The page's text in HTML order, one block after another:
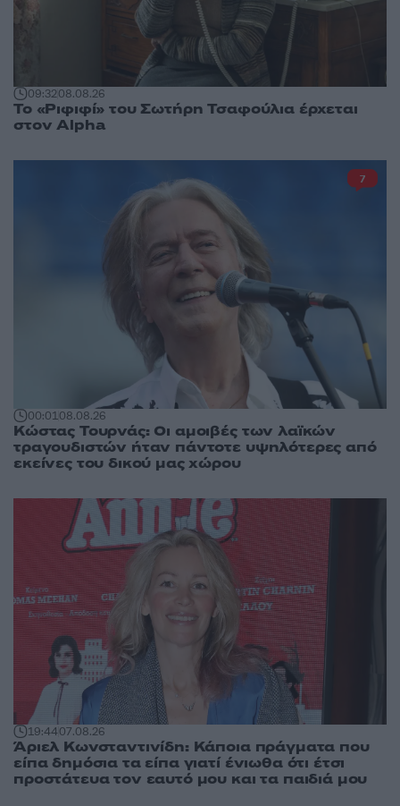
09:3208.08.26
Το «Ριφιφί» του Σωτήρη Τσαφούλια έρχεται
στον Alpha
00:0108.08.26
Κώστας Τουρνάς: Οι αμοιβές των λαϊκών
τραγουδιστών ήταν πάντοτε υψηλότερες από
εκείνες του δικού μας χώρου
7
19:4407.08.26
Άριελ Κωνσταντινίδη: Κάποια πράγματα που
είπα δημόσια τα είπα γιατί ένιωθα ότι έτσι
προστάτευα τον εαυτό μου και τα παιδιά μου